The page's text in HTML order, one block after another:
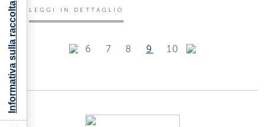
LEGGI IN DETTAGLIO
6 7 8 9 10
Informativa sulla raccolta